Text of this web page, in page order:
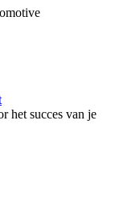
het succes van je